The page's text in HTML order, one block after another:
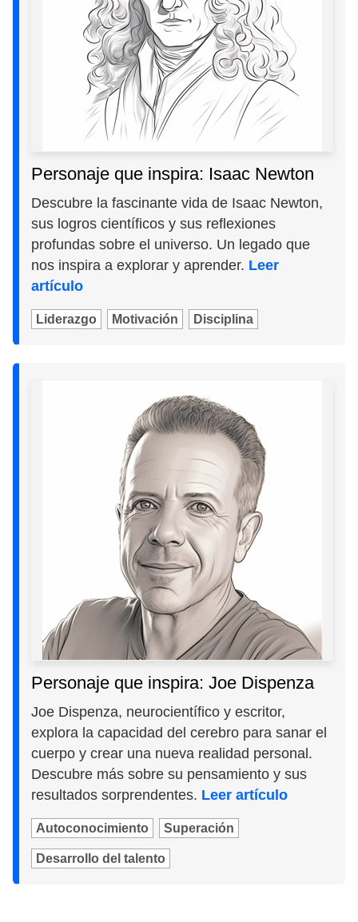
Personaje que inspira: Isaac Newton
Descubre la fascinante vida de Isaac Newton,
sus logros científicos y sus reflexiones
profundas sobre el universo. Un legado que
nos inspira a explorar y aprender. Leer
artículo
Liderazgo Motivación Disciplina
Personaje que inspira: Joe Dispenza
Joe Dispenza, neurocientífico y escritor,
explora la capacidad del cerebro para sanar el
cuerpo y crear una nueva realidad personal.
Descubre más sobre su pensamiento y sus
resultados sorprendentes. Leer artículo
Autoconocimiento Superación
Desarrollo del talento